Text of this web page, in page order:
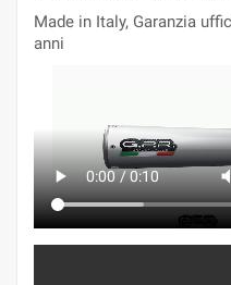
Made in Italy, Garanzia
anni